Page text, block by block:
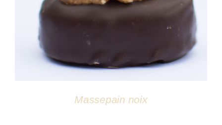
DÉTAILS
Massepain noix